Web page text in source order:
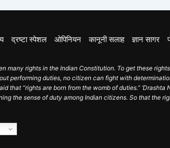
द्रष्टा स्पेशल ओपिनियन कानूनी सलाह ज्ञान सागर
many rights in the Indian Constitution. To get these
performing duties, no citizen can fight with
that “rights are born from the womb of duties.” ‘Drashta
the sense of duty among Indian citizens. So that the